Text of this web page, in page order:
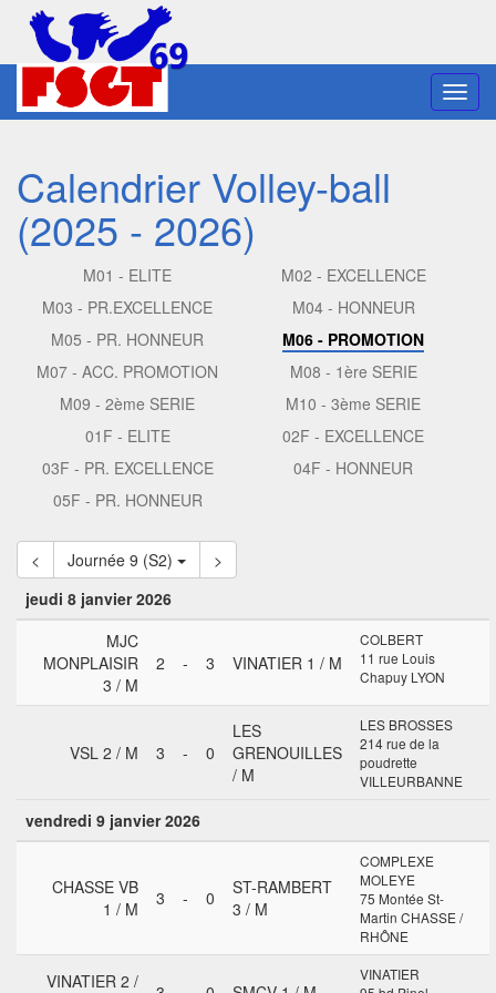
Calendrier Volley-ball
(2025 - 2026)
M01 - ELITE
M02 - EXCELLENCE
M03 - PR.EXCELLENCE
M04 - HONNEUR
M05 - PR. HONNEUR
M06 - PROMOTION
M07 - ACC. PROMOTION
M08 - 1ère SERIE
M09 - 2ème SERIE
M10 - 3ème SERIE
01F - ELITE
02F - EXCELLENCE
03F - PR. EXCELLENCE
04F - HONNEUR
05F - PR. HONNEUR
< Journée 9 (S2)
>
jeudi 8 janvier 2026
MJC
MONPLAISIR
3 / M
2 - 3 VINATIER 1 / M
COLBERT
11 rue Louis
Chapuy LYON
VSL 2 / M 3 - 0
LES
GRENOUILLES
/ M
LES BROSSES
214 rue de la
poudrette
VILLEURBANNE
vendredi 9 janvier 2026
CHASSE VB
1 / M
3 - 0
ST-RAMBERT
3 / M
COMPLEXE
MOLEYE
75 Montée St-
Martin CHASSE /
RHÔNE
VINATIER 2 /
VINATIER